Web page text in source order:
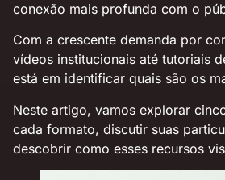
conexão mais profunda com o
Com a crescente demanda por
vídeos institucionais até tutoriais
está em identificar quais são os
Neste artigo, vamos explorar
cada formato, discutir suas
descobrir como esses recursos